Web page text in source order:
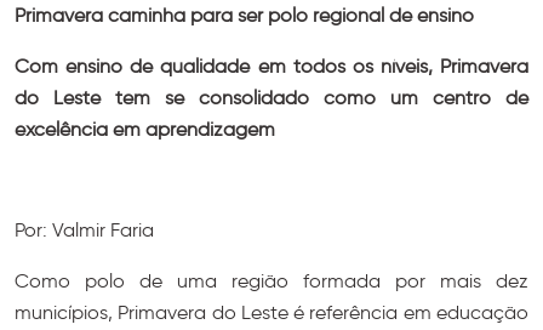
Primavera caminha para ser polo regional de ensino
Com ensino de qualidade em todos os níveis, Primavera
do Leste tem se consolidado como um centro de
excelência em aprendizagem
Por: Valmir Faria
Como polo de uma região formada por mais dez
municípios, Primavera do Leste é referência em educação